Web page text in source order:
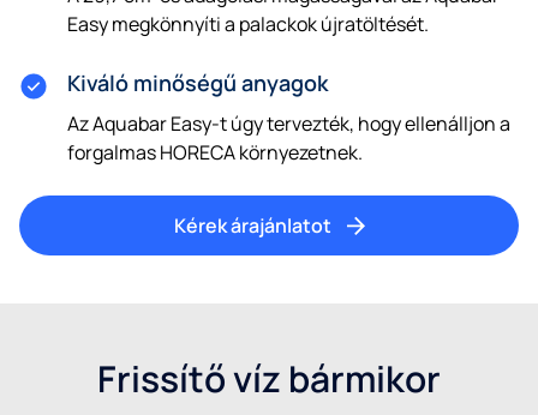
Easy megkönnyíti a palackok újratöltését.
Kiváló minőségű anyagok
Az Aquabar Easy-t úgy tervezték, hogy ellenálljon a
forgalmas HORECA környezetnek.
Kérek árajánlatot
Frissítő víz bármikor